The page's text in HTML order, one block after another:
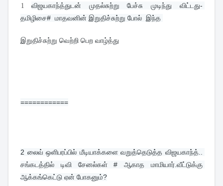
1
விஜயகாந்த்துடன் முதல்சுற்று பேச்சு முடிந்து விட்டது-
தமிழிசை#  மாதவனின் இறுதிச்சுற்று போல்  இந்த
இறுதிச்சுற்று வெற்றி பெற வாழ்த்து
============
2 லைவ் ஒளிபரப்பில் மீடியாக்களை வறுத்தெடுத்த விஜயகாந்த்..
சங்கடத்தில் டிவி சேனல்கள் # ஆகாத மாமியார்.வீட்டுக்கு
ஆக்கங்கெட்டு ஏன் போகனும்?